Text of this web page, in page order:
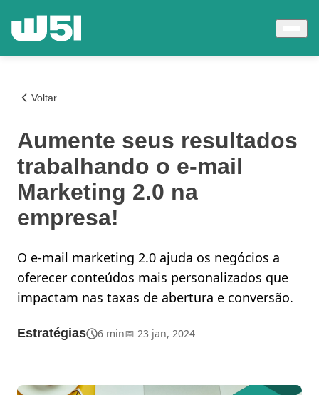
Voltar
Aumente seus resultados
trabalhando o e-mail
Marketing 2.0 na
empresa!
O e-mail marketing 2.0 ajuda os negócios a
oferecer conteúdos mais personalizados que
impactam nas taxas de abertura e conversão.
Estratégias 6 min📅 23 jan, 2024